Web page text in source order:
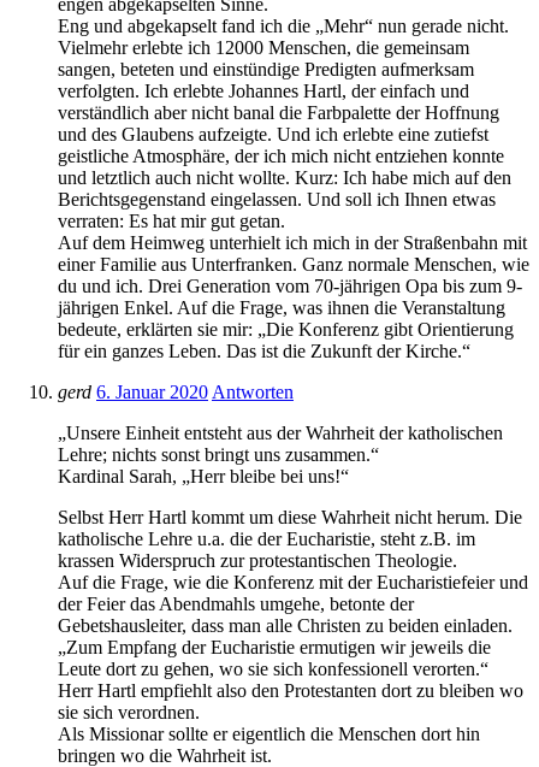
Eng und abgekapselt fand ich die „Mehr“ nun gerade nicht.
Vielmehr erlebte ich 12000 Menschen, die gemeinsam
sangen, beteten und einstündige Predigten aufmerksam
verfolgten. Ich erlebte Johannes Hartl, der einfach und
verständlich aber nicht banal die Farbpalette der Hoffnung
und des Glaubens aufzeigte. Und ich erlebte eine zutiefst
geistliche Atmosphäre, der ich mich nicht entziehen konnte
und letztlich auch nicht wollte. Kurz: Ich habe mich auf den
Berichtsgegenstand eingelassen. Und soll ich Ihnen etwas
verraten: Es hat mir gut getan.
Auf dem Heimweg unterhielt ich mich in der Straßenbahn mit
einer Familie aus Unterfranken. Ganz normale Menschen, wie
du und ich. Drei Generation vom 70-jährigen Opa bis zum 9-
jährigen Enkel. Auf die Frage, was ihnen die Veranstaltung
bedeute, erklärten sie mir: „Die Konferenz gibt Orientierung
für ein ganzes Leben. Das ist die Zukunft der Kirche.“
gerd 6. Januar 2020 Antworten
„Unsere Einheit entsteht aus der Wahrheit der katholischen
Lehre; nichts sonst bringt uns zusammen.“
Kardinal Sarah, „Herr bleibe bei uns!“
Selbst Herr Hartl kommt um diese Wahrheit nicht herum. Die
katholische Lehre u.a. die der Eucharistie, steht z.B. im
krassen Widerspruch zur protestantischen Theologie.
Auf die Frage, wie die Konferenz mit der Eucharistiefeier und
der Feier das Abendmahls umgehe, betonte der
Gebetshausleiter, dass man alle Christen zu beiden einladen.
„Zum Empfang der Eucharistie ermutigen wir jeweils die
Leute dort zu gehen, wo sie sich konfessionell verorten.“
Herr Hartl empfiehlt also den Protestanten dort zu bleiben wo
sie sich verordnen.
Als Missionar sollte er eigentlich die Menschen dort hin
bringen wo die Wahrheit ist.